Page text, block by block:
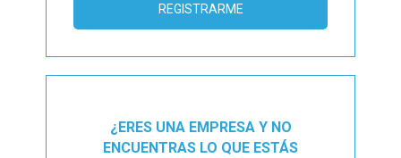
REGISTRARME
¿ERES UNA EMPRESA Y NO
ENCUENTRAS LO QUE ESTÁS